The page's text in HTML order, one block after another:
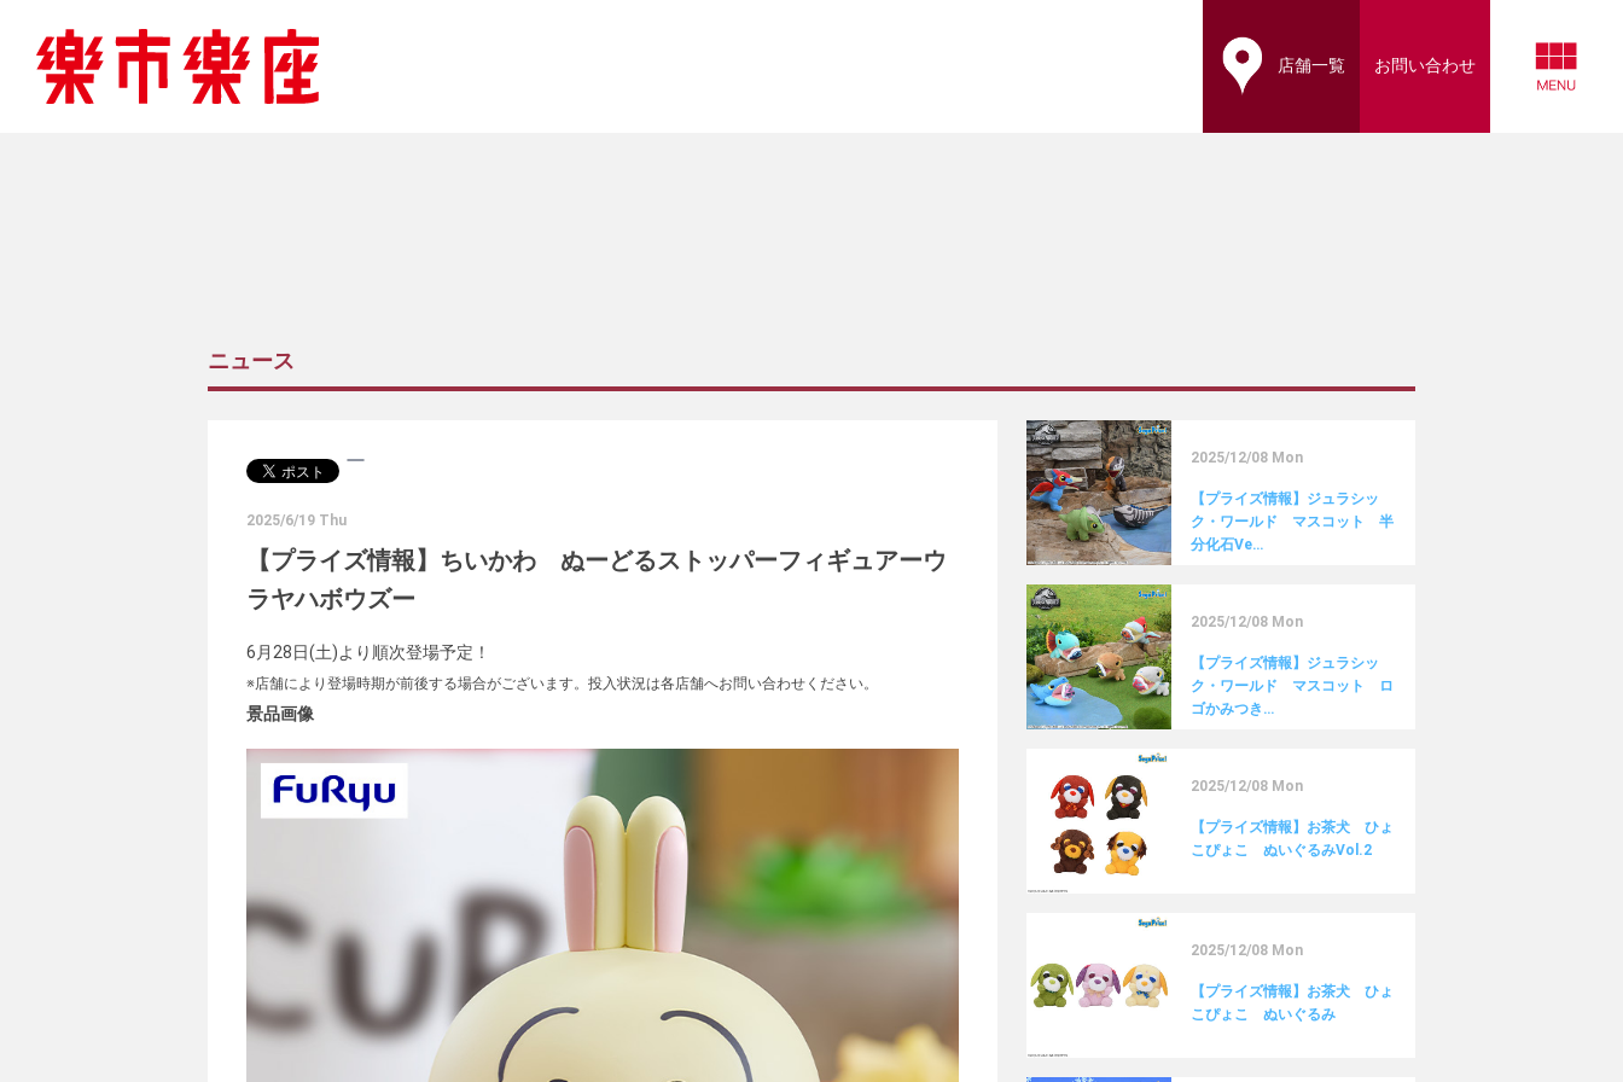
店舗一覧 お問い合わせ
ニュース
2025/6/19 Thu
【プライズ情報】ちいかわ ぬーどるストッパーフィギュアーウ
ラヤハボウズー
6月28日(土)より順次登場予定！
※店舗により登場時期が前後する場合がございます。投入状況は各店舗へお問い合わせください。
景品画像
2025/12/08 Mon
【プライズ情報】ジュラシッ
ク・ワールド マスコット 半
分化石Ve…
2025/12/08 Mon
【プライズ情報】ジュラシッ
ク・ワールド マスコット ロ
ゴかみつき…
2025/12/08 Mon
【プライズ情報】お茶犬 ひょ
こぴょこ ぬいぐるみVol.2
2025/12/08 Mon
【プライズ情報】お茶犬 ひょ
こぴょこ ぬいぐるみ